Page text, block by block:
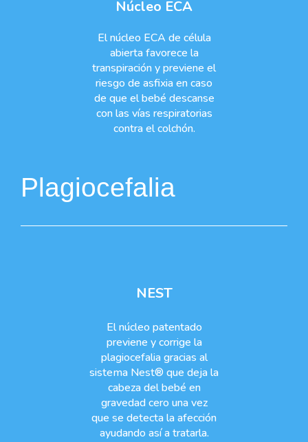
Núcleo ECA
El núcleo ECA de célula
abierta favorece la
transpiración y previene el
riesgo de asfixia en caso
de que el bebé descanse
con las vías respiratorias
contra el colchón.
Plagiocefalia
NEST
El núcleo patentado
previene y corrige la
plagiocefalia gracias al
sistema Nest® que deja la
cabeza del bebé en
gravedad cero una vez
que se detecta la afección
ayudando así a tratarla.